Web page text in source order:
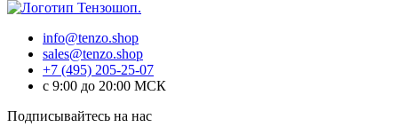
info@tenzo.shop
sales@tenzo.shop
+7 (495) 205-25-07
с 9:00 до 20:00 МСК
Подписывайтесь на нас